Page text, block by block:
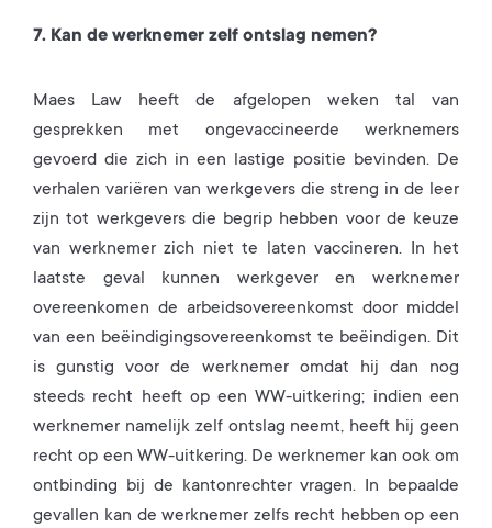
7. Kan de werknemer zelf ontslag nemen?
Maes Law heeft de afgelopen weken tal van
gesprekken met ongevaccineerde werknemers
gevoerd die zich in een lastige positie bevinden. De
verhalen variëren van werkgevers die streng in de leer
zijn tot werkgevers die begrip hebben voor de keuze
van werknemer zich niet te laten vaccineren. In het
laatste geval kunnen werkgever en werknemer
overeenkomen de arbeidsovereenkomst door middel
van een beëindigingsovereenkomst te beëindigen. Dit
is gunstig voor de werknemer omdat hij dan nog
steeds recht heeft op een WW-uitkering; indien een
werknemer namelijk zelf ontslag neemt, heeft hij geen
recht op een WW-uitkering. De werknemer kan ook om
ontbinding bij de kantonrechter vragen. In bepaalde
gevallen kan de werknemer zelfs recht hebben op een